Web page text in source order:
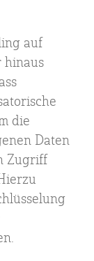
auf
hinaus
die
Daten
Zugriff